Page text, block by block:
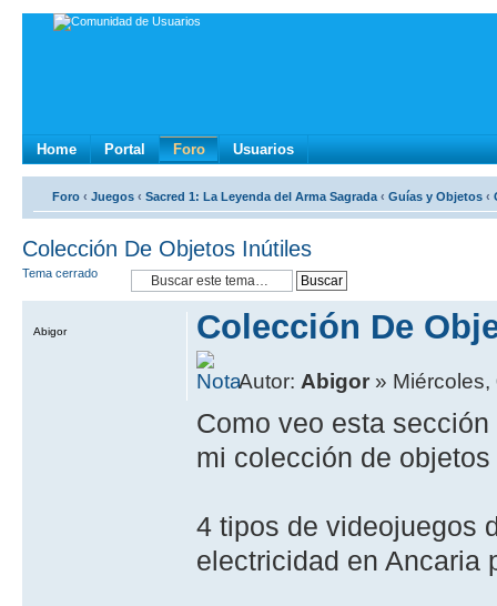
Home Portal Foro Usuarios
Foro ‹ Juegos ‹ Sacred 1: La Leyenda del Arma Sagrada ‹ Guí­as y Objetos ‹
Colección De Objetos Inútiles
Tema cerrado
Colección De
Autor: Abigor »
Como veo esta
mi colección de
4 tipos de videojuegos
electricidad en Ancaria
Abigor